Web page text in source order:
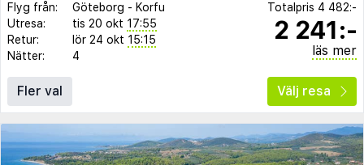
Flyg från: Göteborg - Korfu
Utresa:
tis 20 okt 17:55
Retur:
lör 24 okt 15:15
Nätter:
4
Totalpris 4 482:-
2 241:-
läs mer
Fler val Välj resa